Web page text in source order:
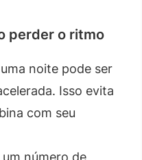
perder o ritmo
uma noite pode ser
Isso evita
com seu
número de